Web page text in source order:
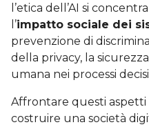
l’etica dell’AI si
l’impatto sociale dei
prevenzione di
della privacy, la
umana nei processi
Affrontare questi aspetti
costruire una società